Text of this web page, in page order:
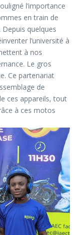
l’importance
en train de
Depuis quelques
l’université à
à nos
Le gros
Ce partenariat
de
ces appareils, tout
à ces motos